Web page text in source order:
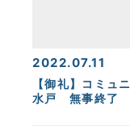
2022.07.11
【御礼】コミュ
水戸 無事終了